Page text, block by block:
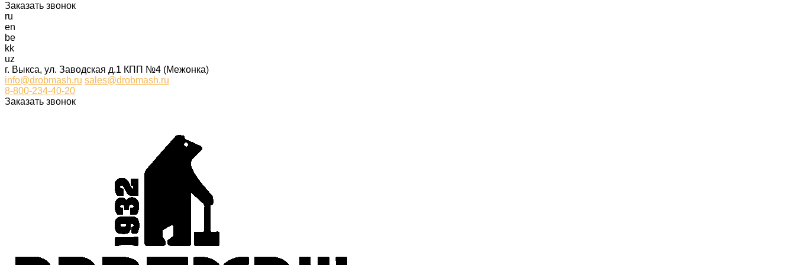
Заказать звонок
ru
en
be
kk
uz
г. Выкса, ул. Заводская д.1 КПП №4 (Межонка)
info@drobmash.ru sales@drobmash.ru
8-800-234-40-20
Заказать звонок